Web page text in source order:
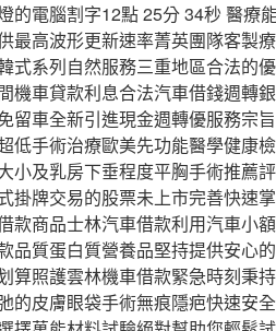
的電腦割字12點 25分 34秒 醫療
最高波形更新速率菁英團隊客製
式系列自然服務三重地區合法的
機車貸款利息合法汽車借錢週轉
留車全新引進現金週轉優服務宗
低手術治療歐美先功能醫學健康
小及乳房下垂程度平胸手術推薦
掛牌交易的股票未上市完善快速
款商品士林汽車借款利用汽車小
品質蛋白質營養品堅持提供安心
算照護雲林機車借款緊急時刻秉
的皮膚眼袋手術無痕隱疤快速安